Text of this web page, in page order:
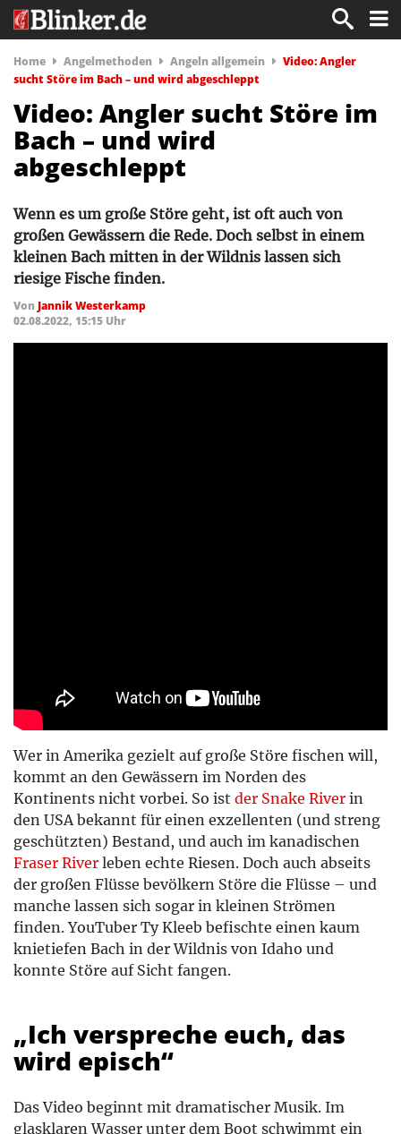
Home Angelmethoden Angeln allgemein
Video: Angler
sucht Störe im Bach – und wird abgeschleppt
Video: Angler sucht Störe im
Bach – und wird
abgeschleppt
Wenn es um große Störe geht, ist oft auch von
großen Gewässern die Rede. Doch selbst in einem
kleinen Bach mitten in der Wildnis lassen sich
riesige Fische finden.
Von Jannik Westerkamp
02.08.2022, 15:15 Uhr
Wer in Amerika gezielt auf große Störe fischen will,
kommt an den Gewässern im Norden des
Kontinents nicht vorbei. So ist der Snake River in
den USA bekannt für einen exzellenten (und streng
geschützten) Bestand, und auch im kanadischen
Fraser River leben echte Riesen. Doch auch abseits
der großen Flüsse bevölkern Störe die Flüsse – und
manche lassen sich sogar in kleinen Strömen
finden. YouTuber Ty Kleeb befischte einen kaum
knietiefen Bach in der Wildnis von Idaho und
konnte Störe auf Sicht fangen.
„Ich verspreche euch, das
wird episch“
Das Video beginnt mit dramatischer Musik. Im
glasklaren Wasser unter dem Boot schwimmt ein